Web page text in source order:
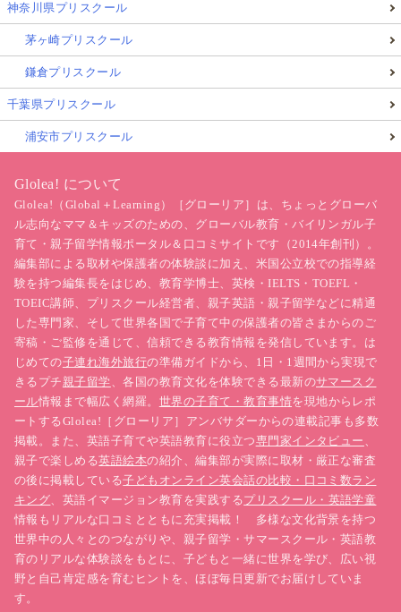
神奈川県プリスクール
茅ヶ崎プリスクール
鎌倉プリスクール
千葉県プリスクール
浦安市プリスクール
Glolea! について
Glolea!（Global＋Learning）［グローリア］は、ちょっとグローバ
ル志向なママ＆キッズのための、グローバル教育・バイリンガル子
育て・親子留学情報ポータル＆口コミサイトです（2014年創刊）。
編集部による取材や保護者の体験談に加え、米国公立校での指導経
験を持つ編集長をはじめ、教育学博士、英検・IELTS・TOEFL・
TOEIC講師、プリスクール経営者、親子英語・親子留学などに精通
した専門家、そして世界各国で子育て中の保護者の皆さまからのご
寄稿・ご監修を通じて、信頼できる教育情報を発信しています。は
じめての子連れ海外旅行の準備ガイドから、1日・1週間から実現で
きるプチ親子留学、各国の教育文化を体験できる最新のサマースク
ール情報まで幅広く網羅。 世界の子育て・教育事情を現地からレポ
ートするGlolea!［グローリア］アンバサダーからの連載記事も多数
掲載。また、英語子育てや英語教育に役立つ専門家インタビュー 、
親子で楽しめる英語絵本の紹介、編集部が実際に取材・厳正な審査
の後に掲載している子どもオンライン英会話の比較・口コミ数ラン
キング、英語イマージョン教育を実践するプリスクール・英語学童
情報もリアルな口コミとともに充実掲載！ 多様な文化背景を持つ
世界中の人々とのつながりや、親子留学・サマースクール・英語教
育のリアルな体験談をもとに、子どもと一緒に世界を学び、広い視
野と自己肯定感を育むヒントを、ほぼ毎日更新でお届けしていま
す。